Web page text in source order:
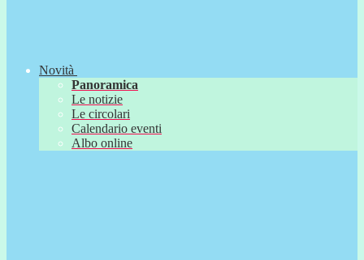
Novità
Panoramica
Le notizie
Le circolari
Calendario eventi
Albo online